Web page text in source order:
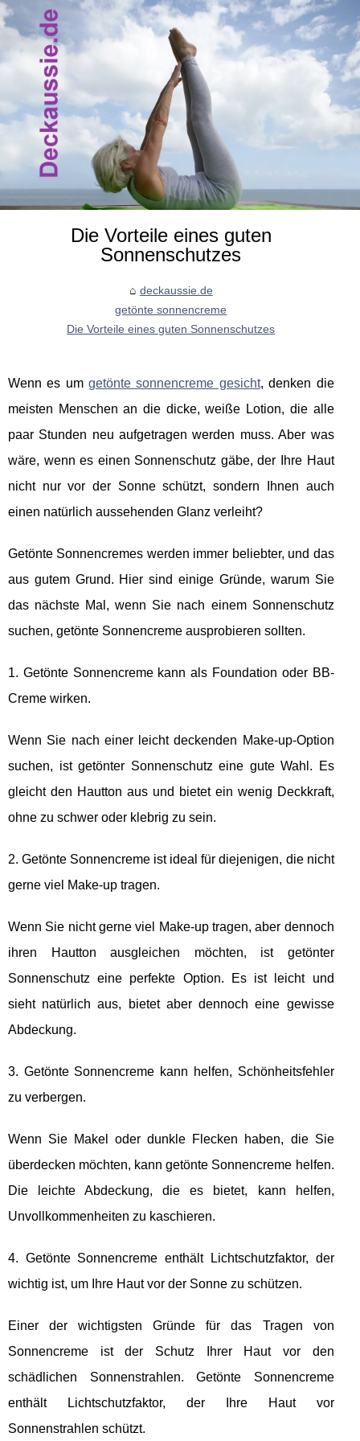
Die Vorteile eines guten
Sonnenschutzes
deckaussie.de
getönte sonnencreme
Die Vorteile eines guten Sonnenschutzes
Wenn es umgetönte sonnencreme gesicht, denken die
meisten Menschen an die dicke, weiße Lotion, die alle
paar Stunden neu aufgetragen werden muss. Aber was
wäre, wenn es einen Sonnenschutz gäbe, der Ihre Haut
nicht nur vor der Sonne schützt, sondern Ihnen auch
einen natürlich aussehenden Glanz verleiht?
Getönte Sonnencremes werden immer beliebter, und das
aus gutem Grund. Hier sind einige Gründe, warum Sie
das nächste Mal, wenn Sie nach einem Sonnenschutz
suchen, getönte Sonnencreme ausprobieren sollten.
1. Getönte Sonnencreme kann als Foundation oder BB-
Creme wirken.
Wenn Sie nach einer leicht deckenden Make-up-Option
suchen, ist getönter Sonnenschutz eine gute Wahl. Es
gleicht den Hautton aus und bietet ein wenig Deckkraft,
ohne zu schwer oder klebrig zu sein.
2. Getönte Sonnencreme ist ideal für diejenigen, die nicht
gerne viel Make-up tragen.
Wenn Sie nicht gerne viel Make-up tragen, aber dennoch
ihren Hautton ausgleichen möchten, ist getönter
Sonnenschutz eine perfekte Option. Es ist leicht und
sieht natürlich aus, bietet aber dennoch eine gewisse
Abdeckung.
3. Getönte Sonnencreme kann helfen, Schönheitsfehler
zu verbergen.
Wenn Sie Makel oder dunkle Flecken haben, die Sie
überdecken möchten, kann getönte Sonnencreme helfen.
Die leichte Abdeckung, die es bietet, kann helfen,
Unvollkommenheiten zu kaschieren.
4. Getönte Sonnencreme enthält Lichtschutzfaktor, der
wichtig ist, um Ihre Haut vor der Sonne zu schützen.
Einer der wichtigsten Gründe für das Tragen von
Sonnencreme ist der Schutz Ihrer Haut vor den
schädlichen Sonnenstrahlen. Getönte Sonnencreme
enthält Lichtschutzfaktor, der Ihre Haut vor
Sonnenstrahlen schützt.